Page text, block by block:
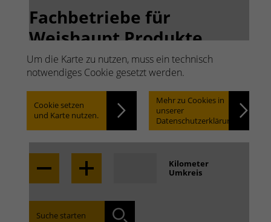
Um die Karte zu nutzen, muss ein technisch
notwendiges Cookie gesetzt werden.
Cookie setzen
und Karte nutzen.
Mehr zu Cookies in
unserer
Datenschutzerklärung.
Fachbetriebe für
Weishaupt Produkte.
Schnell suchen. Einfach
finden.
Locate
Kilometer
Umkreis
Suche starten
Finden Sie die für Sie zuständige Niederlassung: